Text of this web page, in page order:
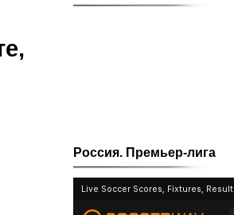
Россия. Премьер-лига